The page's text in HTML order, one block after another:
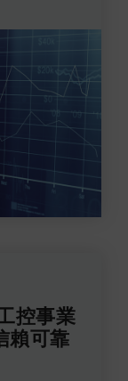
控事業
賴可靠